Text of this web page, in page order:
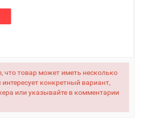
что товар может иметь несколько
конкретный вариант,
или указывайте в комментарии